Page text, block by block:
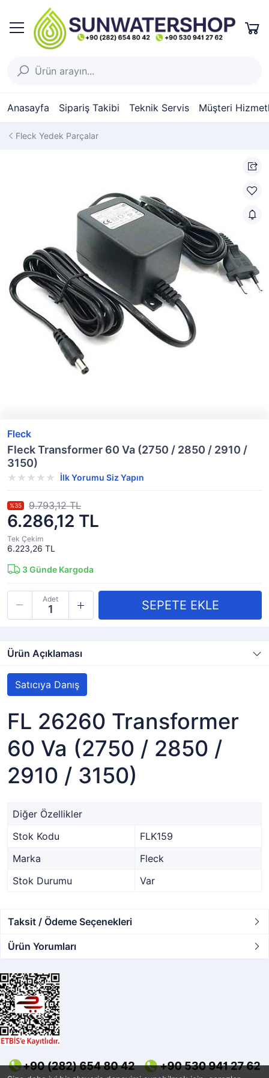
Anasayfa Sipariş Takibi Teknik Servis Müşteri
Fleck Yedek Parçalar
Fleck
Fleck Transformer 60 Va (2750 / 2850 / 2910 /
3150)
İlk Yorumu Siz Yapın
6.286,12 TL
%35 9.793,12 TL
Tek Çekim
6.223,26 TL
3Günde Kargoda
Adet
Ürün Açıklaması
Satıcıya Danış
FL 26260 Transformer
60 Va (2750 / 2850 /
2910 / 3150)
Diğer Özellikler
Stok Kodu
FLK159
Marka
Fleck
Stok Durumu
Var
Taksit / Ödeme Seçenekleri
Ürün Yorumları